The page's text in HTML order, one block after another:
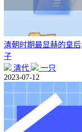
清朝时期最显赫的皇
子
清代
一只
2023-07-12